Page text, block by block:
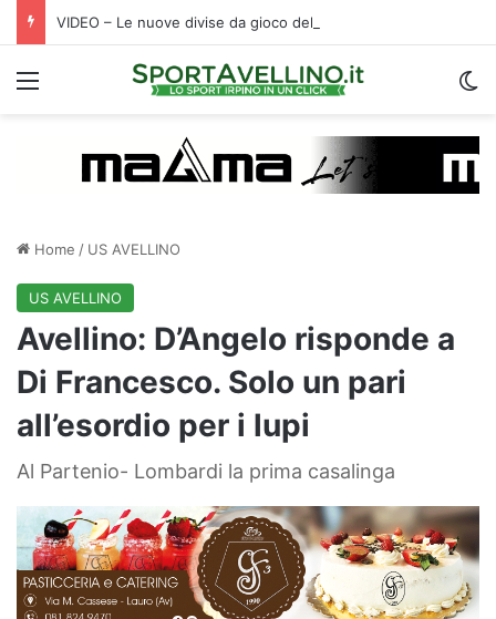
Menu
Home / US AVELLINO
US AVELLINO
Avellino: D’Angelo risponde a
Di Francesco. Solo un pari
all’esordio per i lupi
Al Partenio- Lombardi la prima casalinga